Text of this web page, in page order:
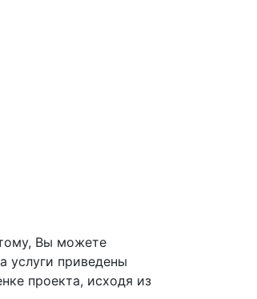
Вы можете
услуги приведены
проекта, исходя из